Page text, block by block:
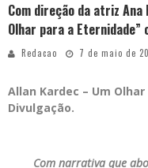
Com direção da atriz
Olhar para a Eternidade”
Redacao 7 de maio de
Allan Kardec – Um
Divulgação.
Com narrativa que